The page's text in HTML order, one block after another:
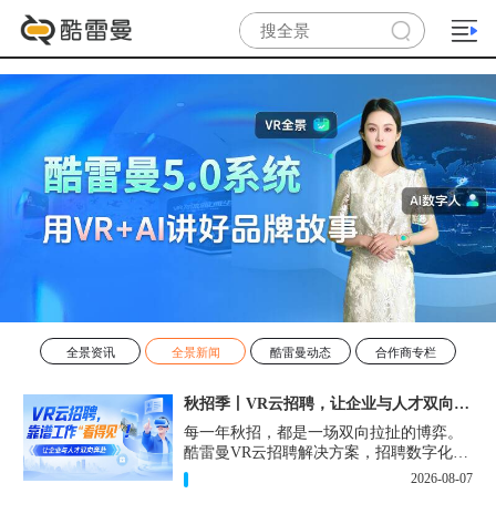
全景资讯 全景新闻 酷雷曼动态 合作商专栏
秋招季丨VR云招聘，让企业与人才双向奔赴！
每一年秋招，都是一场双向拉扯的博弈。
酷雷曼VR云招聘解决方案，招聘数字化的
实用工具，告别“信息博弈”，真正实现企
业与人才双向奔赴。
2026-08-07